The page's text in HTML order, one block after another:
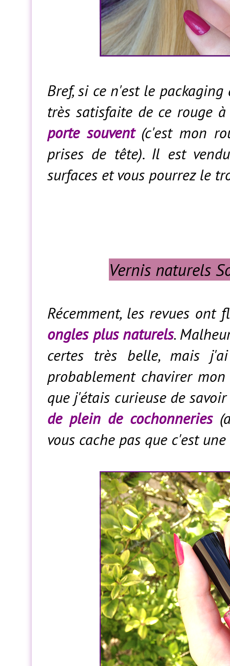
Bref, si ce n'est le
très satisfaite de ce rouge
porte souvent(c'est mon
prises de tête). Il est
surfaces et vous pourrez le
Vernis naturels
Récemment, les revues
ongles plus naturels.
certes très belle, mais
probablement chavirer
que j'étais curieuse de
de plein de cochonneries
vous cache pas que c'est une